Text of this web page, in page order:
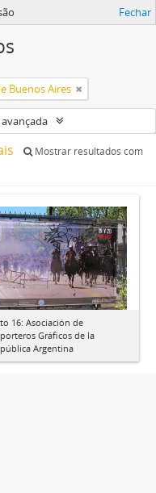
Fechar
Buenos Aires
Mostrar resultados com
16: Asociación de
Gráficos de la
Argentina